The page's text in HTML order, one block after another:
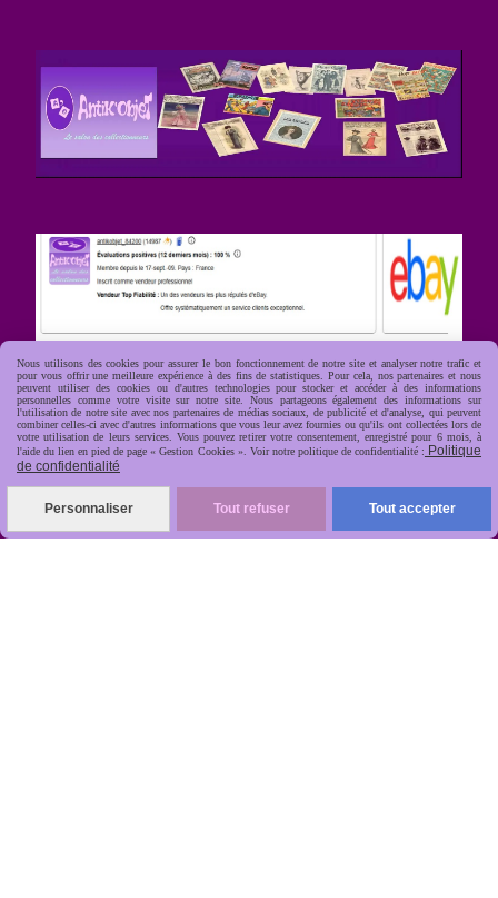
 apide, soignée, sécurisée
Nous utilisons des cookies pour assurer le bon fonctionnement de notre site et analyser notre trafic et
pour vous offrir une meilleure expérience à des fins de statistiques. Pour cela, nos partenaires et nous
peuvent utiliser des cookies ou d'autres technologies pour stocker et accéder à des informations
personnelles comme votre visite sur notre site. Nous partageons également des informations sur
l'utilisation de notre site avec nos partenaires de médias sociaux, de publicité et d'analyse, qui peuvent
combiner celles-ci avec d'autres informations que vous leur avez fournies ou qu'ils ont collectées lors de
votre utilisation de leurs services. Vous pouvez retirer votre consentement, enregistré pour 6 mois, à
l'aide du lien en pied de page « Gestion Cookies ». Voir notre politique de confidentialité : Politique
de confidentialité
Personnaliser Tout refuser Tout accepter